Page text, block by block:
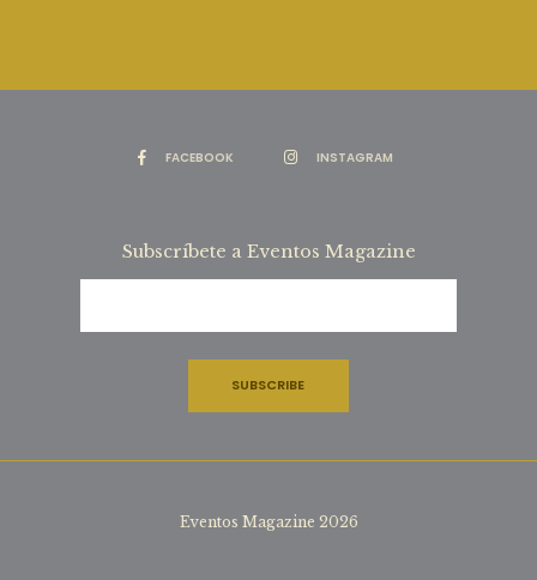
FACEBOOK INSTAGRAM
Subscríbete a Eventos Magazine
Eventos Magazine 2026